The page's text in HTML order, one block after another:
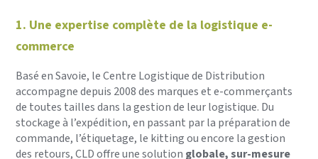
1. Une expertise complète de la logistique e-
commerce
Basé en Savoie, le Centre Logistique de Distribution
accompagne depuis 2008 des marques et e-commerçants
de toutes tailles dans la gestion de leur logistique. Du
stockage à l’expédition, en passant par la préparation de
commande, l’étiquetage, le kitting ou encore la gestion
des retours, CLD offre une solution globale, sur-mesure